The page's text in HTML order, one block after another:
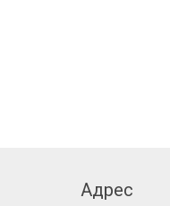
Адрес